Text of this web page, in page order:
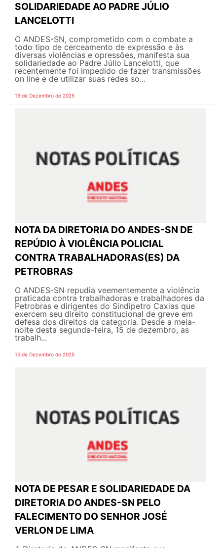
SOLIDARIEDADE AO PADRE JÚLIO
LANCELOTTI
O ANDES-SN, comprometido com o combate a
todo tipo de cerceamento de expressão e às
diversas violências e opressões, manifesta sua
solidariedade ao Padre Júlio Lancelotti, que
recentemente foi impedido de fazer transmissões
on line e de utilizar suas redes so...
19 de Dezembro de 2025
NOTA DA DIRETORIA DO ANDES-SN DE
REPÚDIO À VIOLÊNCIA POLICIAL
CONTRA TRABALHADORAS(ES) DA
PETROBRAS
O ANDES-SN repudia veementemente a violência
praticada contra trabalhadoras e trabalhadores da
Petrobras e dirigentes do Sindipetro Caxias que
exercem seu direito constitucional de greve em
defesa dos direitos da categoria. Desde a meia-
noite desta segunda-feira, 15 de dezembro, as
trabalh...
15 de Dezembro de 2025
NOTA DE PESAR E SOLIDARIEDADE DA
DIRETORIA DO ANDES-SN PELO
FALECIMENTO DO SENHOR JOSÉ
VERLON DE LIMA